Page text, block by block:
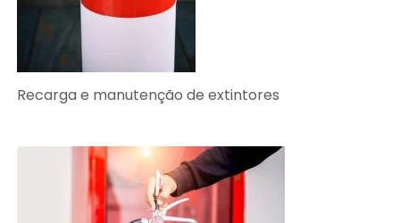
Recarga e manutenção de extintores